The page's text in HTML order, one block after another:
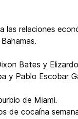
relaciones
Bates y
y Pablo Escobar
de Miami.
de cocaína